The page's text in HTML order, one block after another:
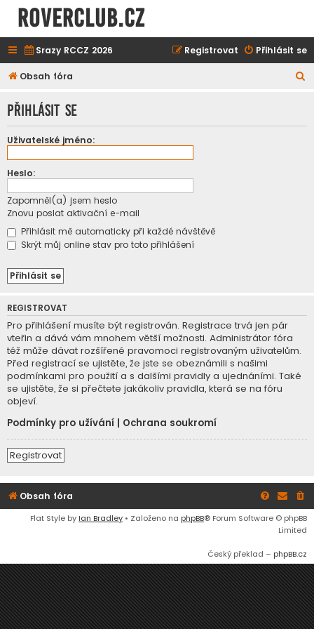
ROVERCLUB.cz
Srazy RCCZ 2026 Přihlásit se
Registrovat
Obsah fóra
d
Přihlásit se
Uživatelské jméno:
Heslo:
Zapomněl(a) jsem heslo
Znovu poslat aktivační e-mail
Přihlásit mě automaticky při každé návštěvě
Skrýt můj online stav pro toto přihlášení
REGISTROVAT
Pro přihlášení musíte být registrován. Registrace trvá jen pár
vteřin a dává vám mnohem větší možnosti. Administrátor fóra
též může dávat rozšířené pravomoci registrovaným uživatelům.
Před registrací se ujistěte, že jste se obeznámili s našimi
podmínkami pro použití a s dalšími pravidly a ujednáními. Také
se ujistěte, že si přečtete jakákoliv pravidla, která se na fóru
objeví.
Podmínky pro užívání
Ochrana soukromí
Registrovat
Obsah fóra
Flat Style by Ian Bradley • Založeno na phpBB® Forum Software © phpBB
Limited
Český překlad – phpBB.cz